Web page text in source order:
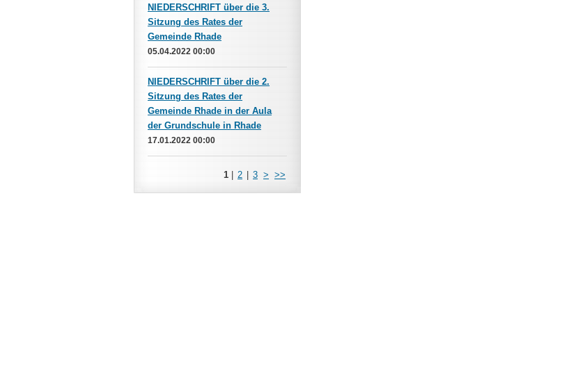
NIEDERSCHRIFT über die 3.
Sitzung des Rates der
Gemeinde Rhade
05.04.2022 00:00
NIEDERSCHRIFT über die 2.
Sitzung des Rates der
Gemeinde Rhade in der Aula
der Grundschule in Rhade
17.01.2022 00:00
1 2 3 > >>